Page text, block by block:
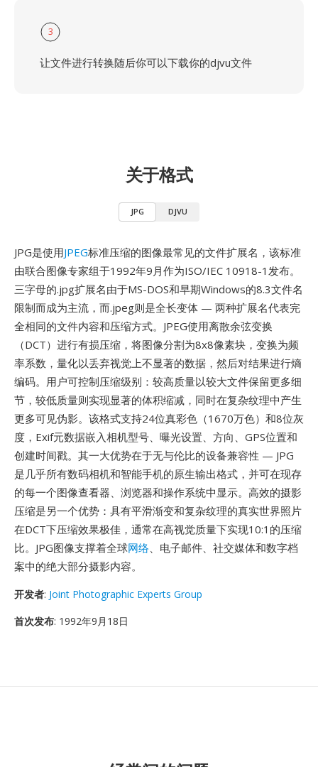
3
让文件进行转换随后你可以下载你的djvu文件
关于格式
JPG DJVU
JPG是使用JPEG标准压缩的图像最常见的文件扩展名，该标准
由联合图像专家组于1992年9月作为ISO/IEC 10918-1发布。
三字母的.jpg扩展名由于MS-DOS和早期Windows的8.3文件名
限制而成为主流，而.jpeg则是全长变体 — 两种扩展名代表完
全相同的文件内容和压缩方式。JPEG使用离散余弦变换
（DCT）进行有损压缩，将图像分割为8x8像素块，变换为频
率系数，量化以丢弃视觉上不显著的数据，然后对结果进行熵
编码。用户可控制压缩级别：较高质量以较大文件保留更多细
节，较低质量则实现显著的体积缩减，同时在复杂纹理中产生
更多可见伪影。该格式支持24位真彩色（1670万色）和8位灰
度，Exif元数据嵌入相机型号、曝光设置、方向、GPS位置和
创建时间戳。其一大优势在于无与伦比的设备兼容性 — JPG
是几乎所有数码相机和智能手机的原生输出格式，并可在现存
的每一个图像查看器、浏览器和操作系统中显示。高效的摄影
压缩是另一个优势：具有平滑渐变和复杂纹理的真实世界照片
在DCT下压缩效果极佳，通常在高视觉质量下实现10:1的压缩
比。JPG图像支撑着全球网络、电子邮件、社交媒体和数字档
案中的绝大部分摄影内容。
开发者: Joint Photographic Experts Group
首次发布: 1992年9月18日